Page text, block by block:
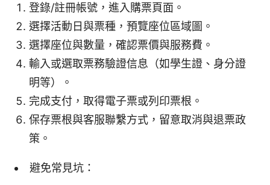
登錄/註冊帳號，進入購票頁面。
選擇活動日與票種，預覽座位區域圖。
選擇座位與數量，確認票價與服務費。
輸入或選取票務驗證信息（如學生證、身分證
明等）。
完成支付，取得電子票或列印票根。
保存票根與客服聯繫方式，留意取消與退票政
策。
避免常見坑：